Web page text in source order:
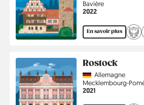
Région
Bavière
Année
2022
En savoir plus
Rostock
CountryAllemagne
Région
Mecklembourg-
Année
2021